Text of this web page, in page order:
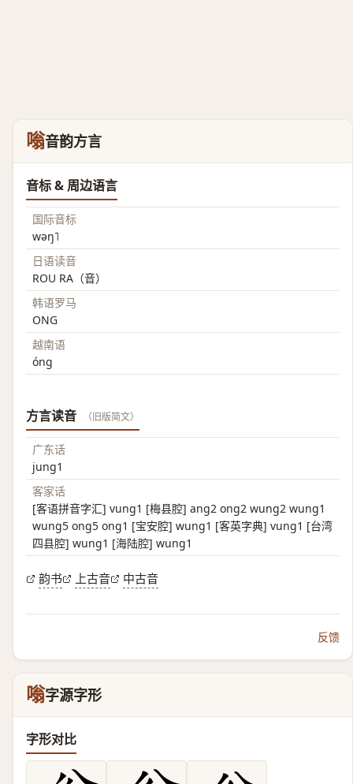
嗡音韵方言
音标 & 周边语言
国际音标
wəŋ˥
日语读音
ROU RA（音）
韩语罗马
ONG
越南语
óng
方言读音 （旧版简文）
广东话
jung1
客家话
[客语拼音字汇] vung1 [梅县腔] ang2 ong2 wung2 wung1
wung5 ong5 ong1 [宝安腔] wung1 [客英字典] vung1 [台湾
四县腔] wung1 [海陆腔] wung1
韵书 上古音 中古音
反馈
嗡字源字形
字形对比